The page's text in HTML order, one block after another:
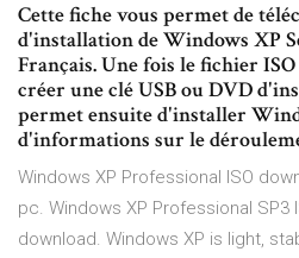
Cette fiche vous permet de
d'installation de Windows XP
Français. Une fois le fichier
créer une clé USB ou DVD
permet ensuite d'installer
d'informations sur le
Windows XP Professional ISO
pc. Windows XP Professional
download. Windows XP is light,